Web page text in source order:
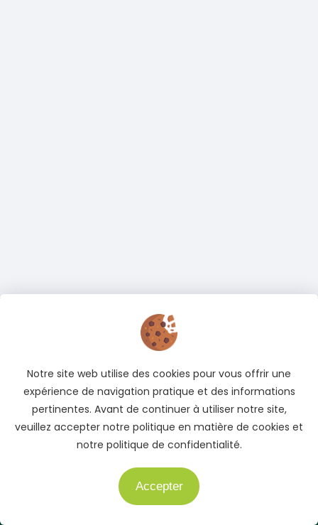
Téléphone
+225 05 04 78 83 83
+225 01 40 51 51 04
info@auto.ci
Notre site web utilise des cookies pour vous offrir une
expérience de navigation pratique et des informations
pertinentes. Avant de continuer à utiliser notre site,
veuillez accepter notre politique en matière de cookies et
notre politique de confidentialité.
Accepter